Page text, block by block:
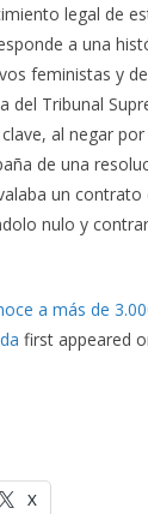
legal de
a una
feministas y
del Tribunal
al negar
de una
un contrato
nulo y
a más de
first appeared
X